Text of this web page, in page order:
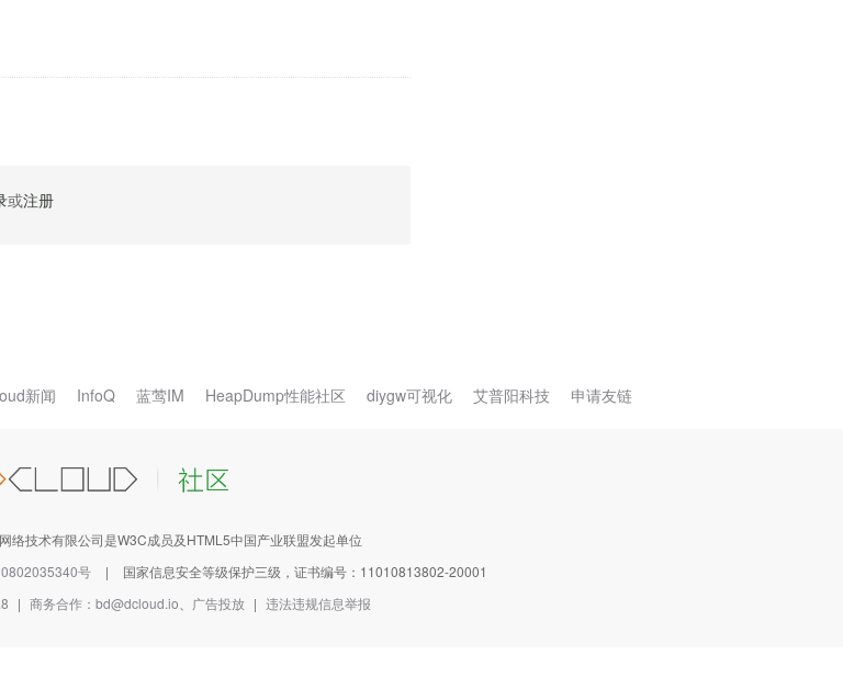
或注册
新闻 InfoQ 蓝莺IM HeapDump性能社区 diygw可视化 艾普阳科技 申请友链
络技术有限公司是W3C成员及HTML5中国产业联盟发起单位
号 |
国家信息安全等级保护三级，证书编号：11010813802-20001
| 商务合作：bd@dcloud.io 广告投放 | 违法违规信息举报